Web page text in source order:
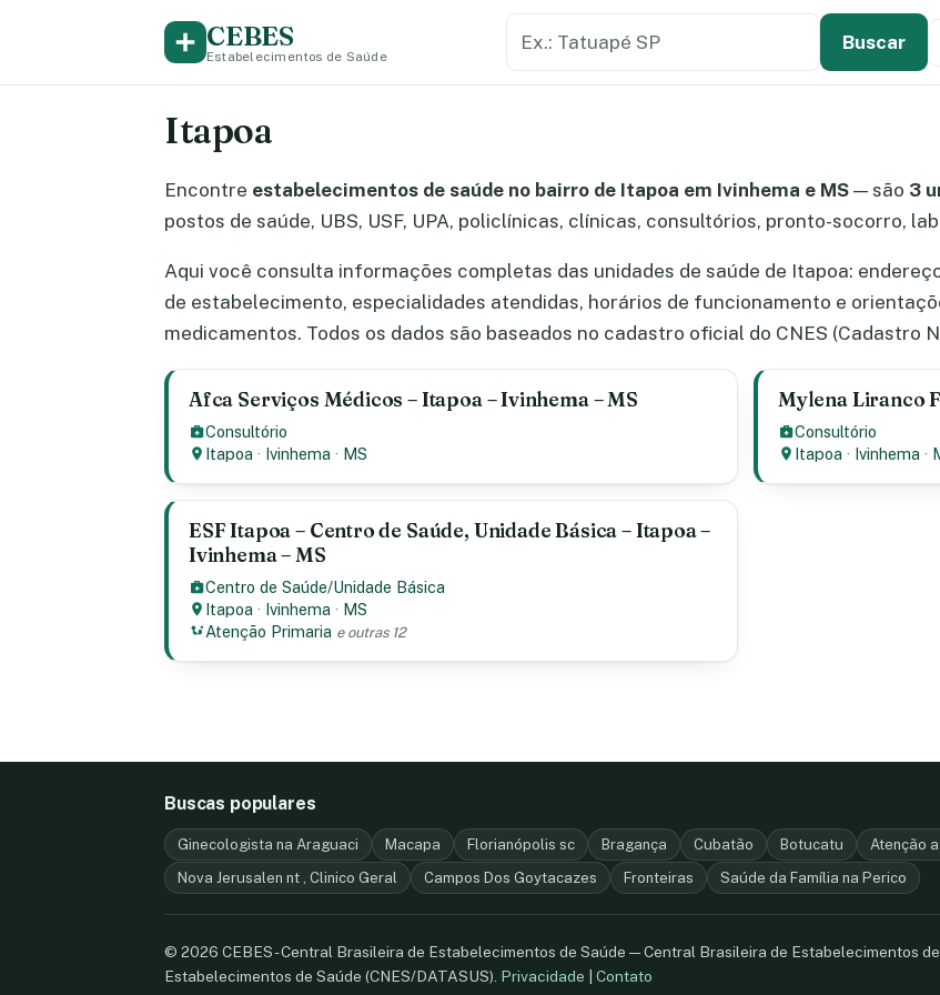
CEBES
Estabelecimentos de Saúde
Buscar
Itapoa
Encontre estabelecimentos de saúde no bairro de Itapoa em Ivinhema e MS — são 3
postos de saúde, UBS, USF, UPA, policlínicas, clínicas, consultórios, pronto-socorro,
Aqui você consulta informações completas das unidades de saúde de Itapoa:
de estabelecimento, especialidades atendidas, horários de funcionamento e
medicamentos. Todos os dados são baseados no cadastro oficial do CNES (Cadastro
Afca Serviços Médicos – Itapoa – Ivinhema – MS
Consultório
Itapoa · Ivinhema · MS
Mylena Liranco
Consultório
Itapoa · Ivinhema ·
ESF Itapoa – Centro de Saúde, Unidade Básica – Itapoa –
Ivinhema – MS
Centro de Saúde/Unidade Básica
Itapoa · Ivinhema · MS
Atenção Primaria e outras 12
Buscas populares
Ginecologista na Araguaci Macapa Florianópolis sc Bragança Cubatão Botucatu
Atenção
Nova Jerusalen nt , Clinico Geral
Campos Dos Goytacazes Fronteiras Saúde da Família na Perico
© 2026 CEBES - Central Brasileira de Estabelecimentos de Saúde — Central Brasileira de Estabelecimentos
Estabelecimentos de Saúde (CNES/DATASUS). Privacidade Contato